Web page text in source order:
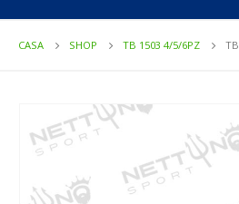
CASA SHOP TB 1503 4/5/6PZ